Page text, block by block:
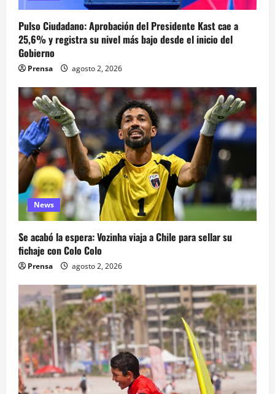
Pulso Ciudadano: Aprobación del Presidente Kast cae a
25,6% y registra su nivel más bajo desde el inicio del
Gobierno
Prensa agosto 2, 2026
News
Se acabó la espera: Vozinha viaja a Chile para sellar su
fichaje con Colo Colo
Prensa agosto 2, 2026